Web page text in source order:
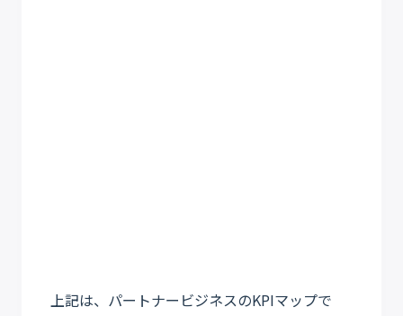
上記は、パートナービジネスのKPIマップで